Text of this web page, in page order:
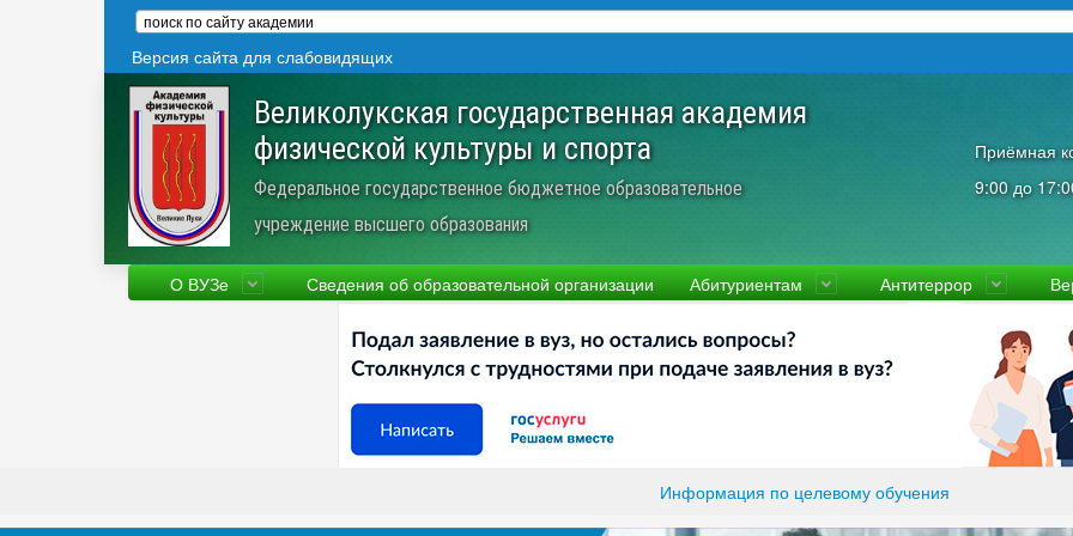
Версия сайта для слабовидящих
Великолукская государственная академия
физической культуры и спорта
Федеральное государственное бюджетное образовательное
учреждение высшего образования
Приёмная
9:00 до
О ВУЗе
Сведения об образовательной
Факультеты
Руководство
Преподаватели и сотрудники
Научная деятельность
Противодействие коррупции Прочие документы
Сведения об образовательной организации Абитуриентам
Приемная комиссия
Стоимость
Антитеррор
Правовая
Информация
Информация по целевому обучения